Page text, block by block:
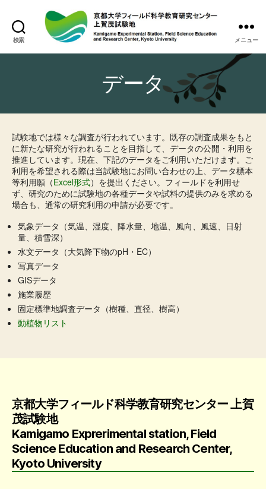
検索
試
メニュー
データ
試験地では様々な調査が行われています。既存の調査成果をもと
に新たな研究が行われることを目指して、データの公開・利用を
推進しています。現在、下記のデータをご利用いただけます。ご
利用を希望される際は当試験地にお問い合わせの上、データ標本
等利用願（Excel形式）を提出ください。フィールドを利用せ
ず、研究のために試験地の各種データや試料の提供のみを求める
場合も、通常の研究利用の申請が必要です。
気象データ（気温、湿度、降水量、地温、風向、風速、日射
量、積雪深）
水文データ（大気降下物のpH・EC）
写真データ
GISデータ
施業履歴
固定標準地調査データ（樹種、直径、樹高）
動植物リスト
京都大学フィールド科学教育研究センター 上賀
茂試験地
Kamigamo Exprerimental station, Field
Science Education and Research Center,
Kyoto University